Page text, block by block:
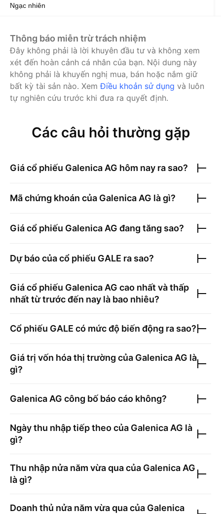
Ngạc nhiên
Thông báo miễn trừ trách nhiệm
Đây không phải là lời khuyên đầu tư và không xem
xét đến hoàn cảnh cá nhân của bạn. Nội dung này
không phải là khuyến nghị mua, bán hoặc nắm giữ
bất kỳ tài sản nào. XemĐiều khoản sử dụng và luôn
tự nghiên cứu trước khi đưa ra quyết định.
Các câu hỏi thường gặp
Giá cổ phiếu Galenica AG hôm nay ra sao?
Mã chứng khoán của Galenica AG là gì?
Giá cổ phiếu Galenica AG đang tăng sao?
Dự báo của cổ phiếu GALE ra sao?
Giá cổ phiếu Galenica AG cao nhất và thấp
nhất từ trước đến nay là bao nhiêu?
Cổ phiếu GALE có mức độ biến động ra sao?
Giá trị vốn hóa thị trường của Galenica AG là
gì?
Galenica AG công bố báo cáo không?
Ngày thu nhập tiếp theo của Galenica AG là
gì?
Thu nhập nửa năm vừa qua của Galenica AG
là gì?
Doanh thủ nửa năm vừa qua của Galenica